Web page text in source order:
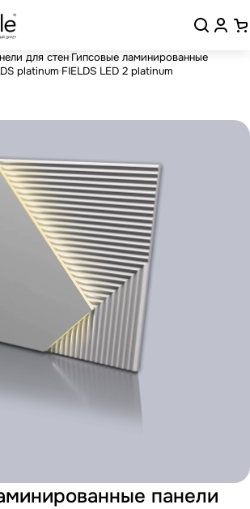
для стен Гипсовые ламинированные
platinum FIELDS LED 2 platinum
панели